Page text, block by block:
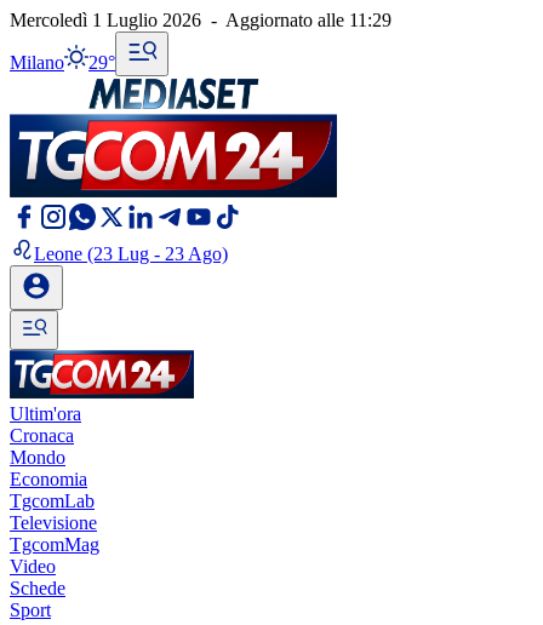
Mercoledì 1 Luglio 2026 - Aggiornato alle 11:29
Milano 29°
Leone (23 Lug - 23 Ago)
Ultim'ora
Cronaca
Mondo
Economia
TgcomLab
Televisione
TgcomMag
Video
Schede
Sport